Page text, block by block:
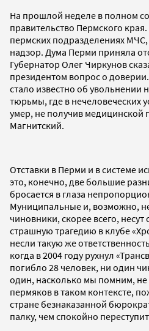
На прошлой неделе в полном
правительство Пермского
пермских подразделениях
надзор. Дума Перми приняла
Губернатор Олег Чиркунов
президентом вопрос о
стало известно об увольнении
тюрьмы, где в нечеловеческих
умер, не получив медицинской
Магнитский.
Отставки в Перми и в системе
это, конечно, две большие
бросается в глаза
Муниципальные и, возможно,
чиновники, скорее всего, несут
страшную трагедию в клубе
несли такую же
когда в 2004 году рухнул
погибло 28 человек, ни один
один, насколько мы помним, не
пермяков в таком контексте,
стране безнаказанной
палку, чем спокойно